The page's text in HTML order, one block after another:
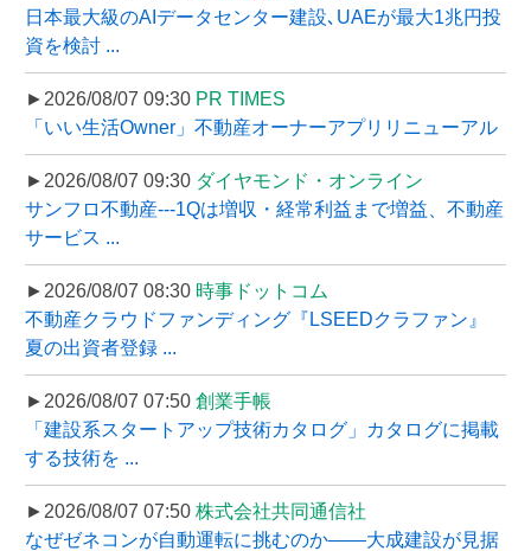
日本最大級のAIデータセンター建設､UAEが最大1兆円投
資を検討 ...
►2026/08/07 09:30 PR TIMES
「いい生活Owner」不動産オーナーアプリリニューアル
►2026/08/07 09:30 ダイヤモンド・オンライン
サンフロ不動産---1Qは増収・経常利益まで増益、不動産
サービス ...
►2026/08/07 08:30 時事ドットコム
不動産クラウドファンディング『LSEEDクラファン』
夏の出資者登録 ...
►2026/08/07 07:50 創業手帳
「建設系スタートアップ技術カタログ」カタログに掲載
する技術を ...
►2026/08/07 07:50 株式会社共同通信社
なぜゼネコンが自動運転に挑むのか――大成建設が見据